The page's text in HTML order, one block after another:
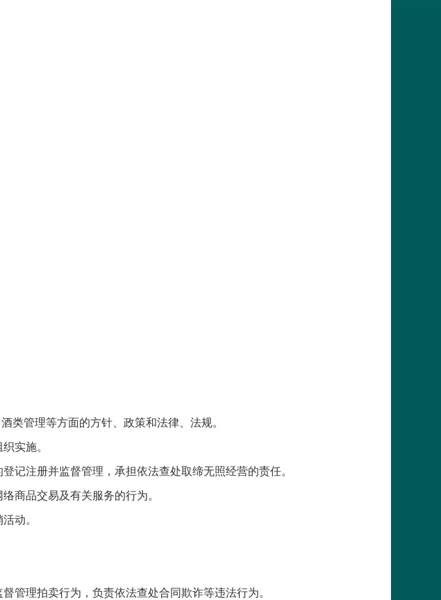
类管理等方面的方针、政策和法律、法规。
实施。
记注册并监督管理，承担依法查处取缔无照经营的责任。
商品交易及有关服务的行为。
动。
管理拍卖行为，负责依法查处合同欺诈等违法行为。